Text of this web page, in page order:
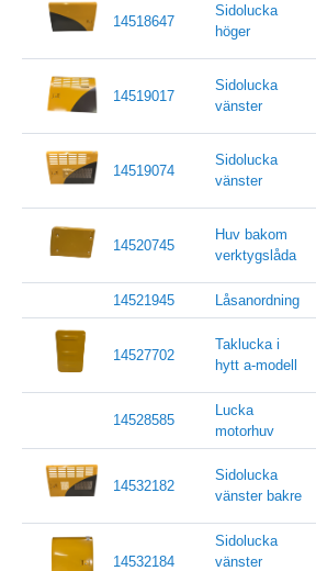
14518647
Sidolucka
höger
14519017
Sidolucka
vänster
14519074
Sidolucka
vänster
14520745
Huv bakom
verktygslåda
14521945 Låsanordning
14527702
Taklucka i
hytt a-modell
14528585
Lucka
motorhuv
14532182
Sidolucka
vänster bakre
14532184
Sidolucka
vänster